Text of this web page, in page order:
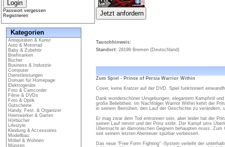
Passwort vergessen
Registrieren
Kategorien
Antiquitäten & Kunst
Auto & Motorrad
Baby & Zubehör
Briefmarken
Bücher
Business & Industrie
Computer
Dienstleistungen
Domain für Homepage
Elektrogeräte
Foto & Camcorder
Filme & DVDs
Foto & Optik
Gutscheine
Handy, Fest. & Organizer
Heimwerker & Garten
Hörbücher
Lifestyle
Kleidung & Accessoires
Modellbau
Möbel & Wohnen
Münzen
Tauschhinweis:
Standort: 28199 Bremen (Deutschland)
Zum Spiel - Prince of Persia Warrior Within
Cover, keine Kratzer auf der DVD. Spiel funktioniert
Dank wunderschöner Umgebungen, elegantem Kampfstil
große Beliebtheit. Im Nachfolger Warrior Within kehrt der
in seinem Bemühen, den Lauf der Geschichte zu verändern,
Er mag zwar dem Tod entronnen sein, aber leider hat der
seinen Lauf nimmt und der Prinz stirbt. Der Kampf ums
Übermacht an dämonischen Gegnern behaupten muss.
seit seinem letzten Abenteuer spürbar verbessert.
Das neue "Free Form Fighting" -System verleiht der